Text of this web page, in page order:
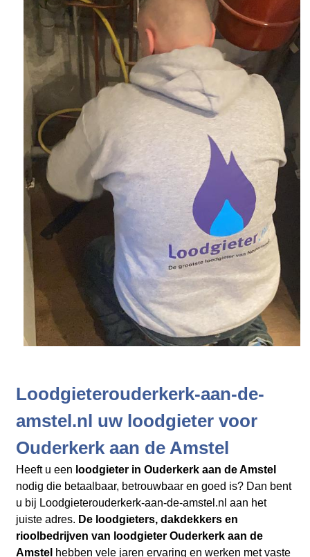
Loodgieterouderkerk-aan-de-
amstel.nl uw loodgieter voor
Ouderkerk aan de Amstel
Heeft u een loodgieter in Ouderkerk aan de Amstel
nodig die betaalbaar, betrouwbaar en goed is? Dan bent
u bij Loodgieterouderkerk-aan-de-amstel.nl aan het
juiste adres. De loodgieters, dakdekkers en
rioolbedrijven van loodgieter Ouderkerk aan de
Amstel hebben vele jaren ervaring en werken met vaste